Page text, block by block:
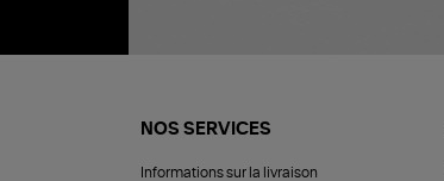
NOS SERVICES
Informations sur la livraison